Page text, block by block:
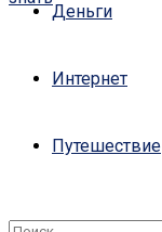
Деньги
Интернет
Путешествие